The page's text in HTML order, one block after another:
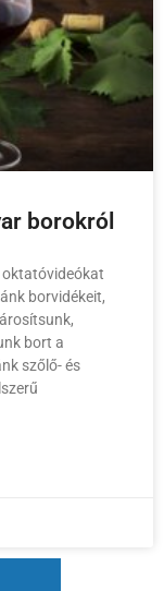
borokról
oktatóvideókat
borvidékeit,
bort a
szőlő- és